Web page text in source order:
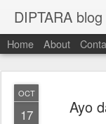
DIPTARA blog
Home About
OCT
17 Ayo